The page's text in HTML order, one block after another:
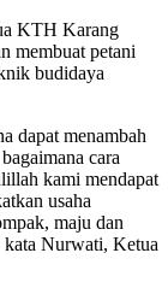
KTH Karang
membuat petani
budidaya
dapat menambah
cara
kami mendapat
usaha
maju dan
kata Nurwati, Ketua